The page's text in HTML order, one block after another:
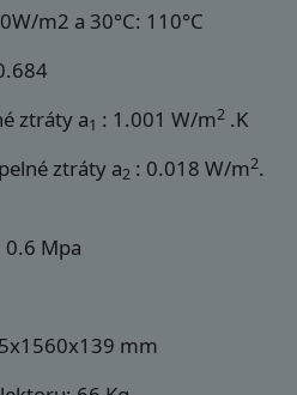
m2 a 30°C: 110°C
ztráty a1 : 1.001 W/m2 .K
ztráty a2 : 0.018 W/m2.
Mpa
mm